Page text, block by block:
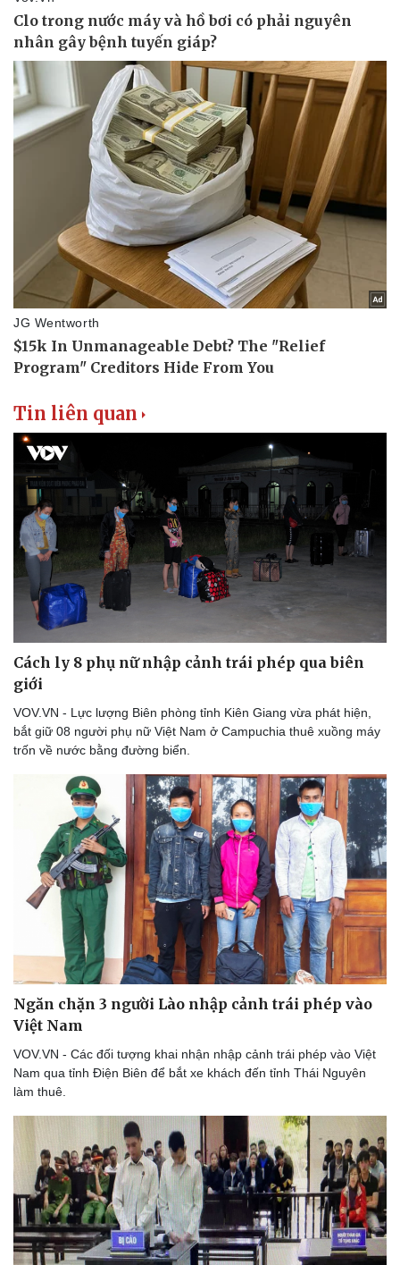
Tư vấn luật
Phân tích
Thể thao
Bóng đá
Lịch thi đấu bóng đá
Thế giới thể thao
eSports
Ô tô - Xe máy
Ô tô
Xe máy
Tư vấn
Tin liên quan
Cách ly 8 phụ nữ nhập cảnh trái phép qua biên
giới
VOV.VN - Lực lượng Biên phòng tỉnh Kiên Giang vừa phát hiện,
bắt giữ 08 người phụ nữ Việt Nam ở Campuchia thuê xuồng máy
trốn về nước bằng đường biển.
Ngăn chặn 3 người Lào nhập cảnh trái phép vào
Việt Nam
VOV.VN - Các đối tượng khai nhận nhập cảnh trái phép vào Việt
Nam qua tỉnh Điện Biên để bắt xe khách đến tỉnh Thái Nguyên
làm thuê.